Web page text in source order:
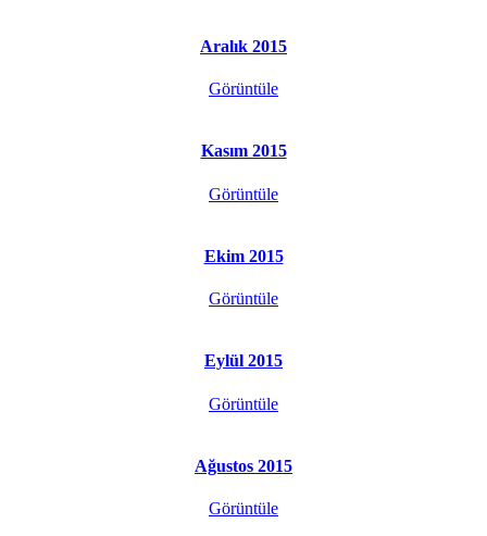
Aralık 2015
Görüntüle
Kasım 2015
Görüntüle
Ekim 2015
Görüntüle
Eylül 2015
Görüntüle
Ağustos 2015
Görüntüle